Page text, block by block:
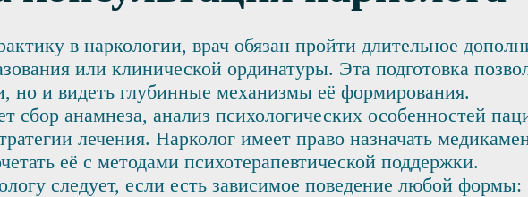
в наркологии, врач обязан пройти длительное
или клинической ординатуры. Эта подготовка
но и видеть глубинные механизмы её формирования.
сбор анамнеза, анализ психологических особенностей
лечения. Нарколог имеет право назначать
её с методами психотерапевтической поддержки.
следует, если есть зависимое поведение любой формы: